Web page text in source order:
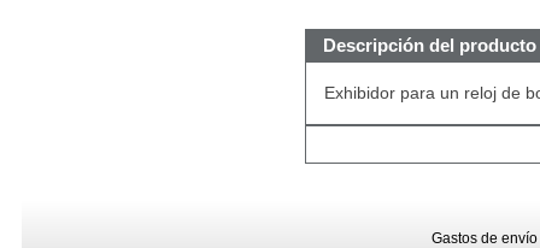
Descripción del producto
Exhibidor para un reloj de
Gastos de envío